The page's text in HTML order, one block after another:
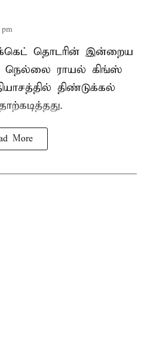
தொடரின் இன்றைய
நெல்லை ராயல் கிங்ஸ்
திண்டுக்கல்
More